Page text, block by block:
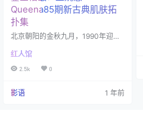
Queena85期新古典肌肤拓
扑集
北京朝阳的金秋九月，1990年迎来
号"Queen"的王婉悠。这位170公分
的高挑美人，凭一个F罩杯就在模特
的三围数据，90-62-88，这组数字
红人馆
2.5k 0
影语 1 年前